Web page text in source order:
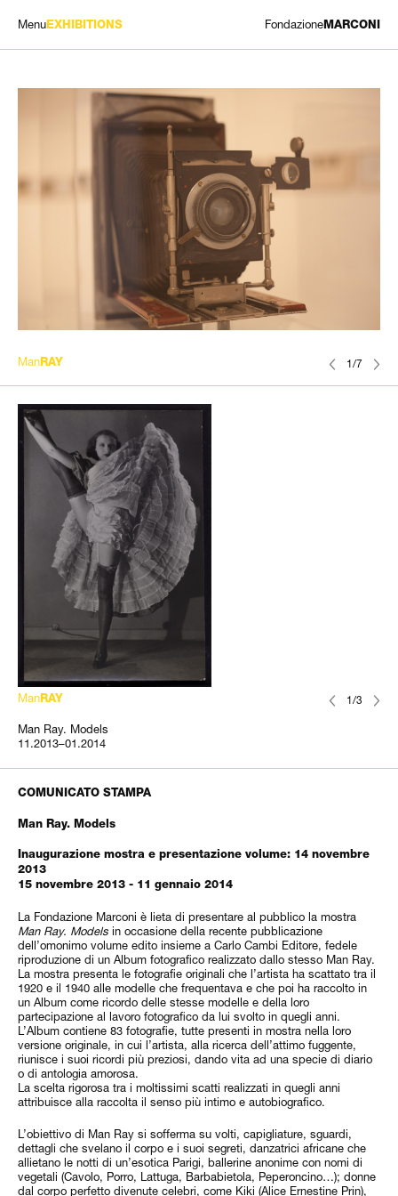
1/7
Man RAY
1/3
ManRAY
Man Ray. Models
11.2013–01.2014
COMUNICATO STAMPA
Man Ray. Models
Inaugurazione mostra e presentazione volume: 14 novembre
2013
15 novembre 2013 - 11 gennaio 2014
La Fondazione Marconi è lieta di presentare al pubblico la mostra
Man Ray. Models in occasione della recente pubblicazione
dell’omonimo volume edito insieme a Carlo Cambi Editore, fedele
riproduzione di un Album fotografico realizzato dallo stesso Man Ray.
La mostra presenta le fotografie originali che l’artista ha scattato tra il
1920 e il 1940 alle modelle che frequentava e che poi ha raccolto in
un Album come ricordo delle stesse modelle e della loro
partecipazione al lavoro fotografico da lui svolto in quegli anni.
L’Album contiene 83 fotografie, tutte presenti in mostra nella loro
versione originale, in cui l’artista, alla ricerca dell’attimo fuggente,
riunisce i suoi ricordi più preziosi, dando vita ad una specie di diario
o di antologia amorosa.
La scelta rigorosa tra i moltissimi scatti realizzati in quegli anni
attribuisce alla raccolta il senso più intimo e autobiografico.
L’obiettivo di Man Ray si sofferma su volti, capigliature, sguardi,
dettagli che svelano il corpo e i suoi segreti, danzatrici africane che
allietano le notti di un’esotica Parigi, ballerine anonime con nomi di
vegetali (Cavolo, Porro, Lattuga, Barbabietola, Peperoncino…); donne
dal corpo perfetto divenute celebri, come Kiki (Alice Ernestine Prin),
Menu EXHIBITIONS FondazioneMARCONI
ARTISTI
GIÓMARCONI
EN
IT